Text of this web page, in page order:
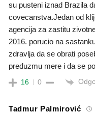
su pusteni iznad Brazila
covecanstva.Jedan od
agencija za zastitu
2016. porucio na
zdravlja da se obrati
preduzmu mere i da se
16 0
Tadmur Palmirović